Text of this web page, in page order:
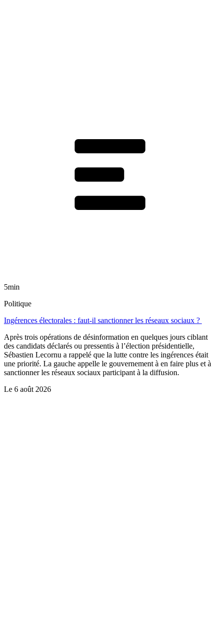
5min
Politique
Ingérences électorales : faut-il sanctionner les réseaux sociaux ?
Après trois opérations de désinformation en quelques jours ciblant
des candidats déclarés ou pressentis à l’élection présidentielle,
Sébastien Lecornu a rappelé que la lutte contre les ingérences était
une priorité. La gauche appelle le gouvernement à en faire plus et à
sanctionner les réseaux sociaux participant à la diffusion.
Le 6 août 2026